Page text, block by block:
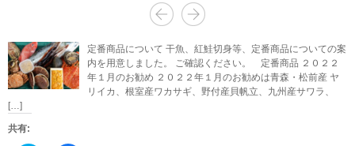
定番商品について 干魚、紅鮭切身等、定番商品についての案
内を用意しました。 ご確認ください。 定番商品 ２０２２
年１月のお勧め ２０２２年１月のお勧めは⻘森・松前産 ヤ
リイカ、根室産ワカサギ、野付産貝帆立、九州産サワラ、
[…]
共有: